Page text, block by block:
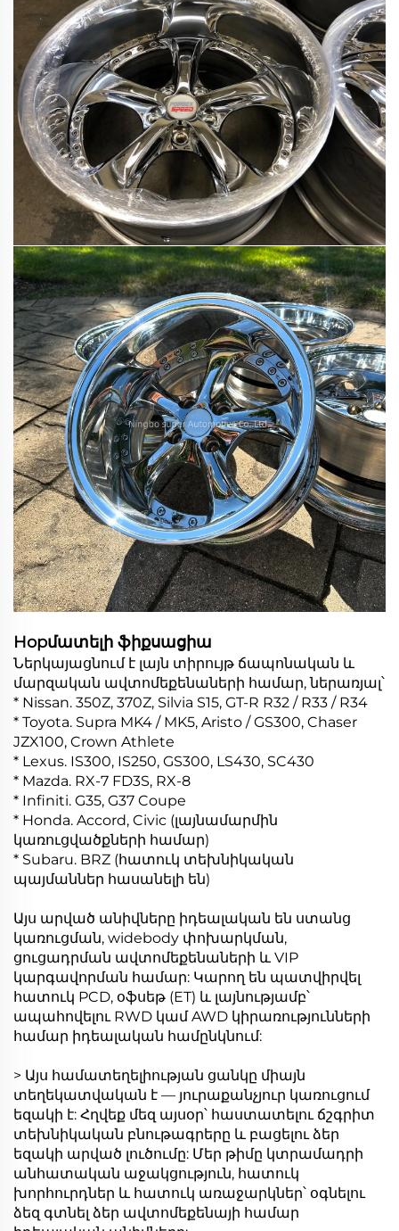
Hopմատելի ֆիքսացիա
Ներկայացնում է լայն տիրույթ ճապոնական և
մարզական ավտոմեքենաների համար, ներառյալ՝
* Nissan. 350Z, 370Z, Silvia S15, GT-R R32 / R33 / R34
* Toyota. Supra MK4 / MK5, Aristo / GS300, Chaser
JZX100, Crown Athlete
* Lexus. IS300, IS250, GS300, LS430, SC430
* Mazda. RX-7 FD3S, RX-8
* Infiniti. G35, G37 Coupe
* Honda. Accord, Civic (լայնամարմին
կառուցվածքների համար)
* Subaru. BRZ (հատուկ տեխնիկական
պայմաններ հասանելի են)
Այս արված անիվները իդեալական են ստանց
կառուցման, widebody փոխարկման,
ցուցադրման ավտոմեքենաների և VIP
կարգավորման համար: Կարող են պատվիրվել
հատուկ PCD, օֆսեթ (ET) և լայնությամբ՝
ապահովելու RWD կամ AWD կիրառությունների
համար իդեալական համընկնում:
> Այս համատեղելիության ցանկը միայն
տեղեկատվական է — յուրաքանչյուր կառուցում
եզակի է: Հղվեք մեզ այսօր՝ հաստատելու ճշգրիտ
տեխնիկական բնութագրերը և բացելու ձեր
եզակի արված լուծումը: Մեր թիմը կտրամադրի
անհատական աջակցություն, հատուկ
խորհուրդներ և հատուկ առաջարկներ՝ օգնելու
ձեզ գտնել ձեր ավտոմեքենայի համար